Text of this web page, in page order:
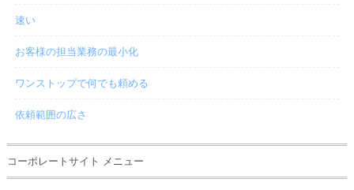
速い
お客様の担当業務の最小化
ワンストップで何でも頼める
依頼範囲の広さ
コーポレートサイト メニュー